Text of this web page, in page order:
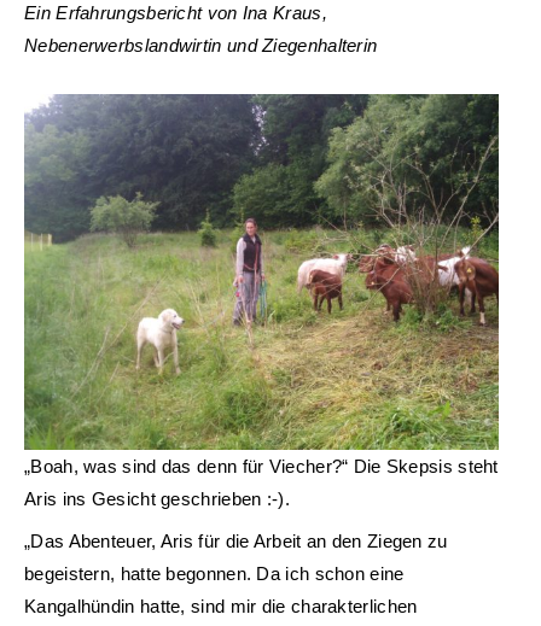
Ein Erfahrungsbericht von Ina Kraus,
Nebenerwerbslandwirtin und Ziegenhalterin
„Boah, was sind das denn für Viecher?“ Die Skepsis steht
Aris ins Gesicht geschrieben :-).
„Das Abenteuer, Aris für die Arbeit an den Ziegen zu
begeistern, hatte begonnen. Da ich schon eine
Kangalhündin hatte, sind mir die charakterlichen